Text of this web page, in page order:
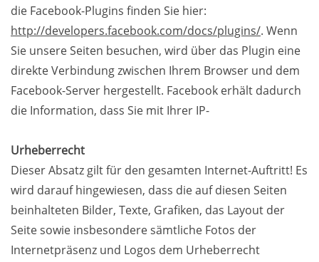
die Facebook-Plugins finden Sie hier:
http://developers.facebook.com/docs/plugins/. Wenn
Sie unsere Seiten besuchen, wird über das Plugin eine
direkte Verbindung zwischen Ihrem Browser und dem
Facebook-Server hergestellt. Facebook erhält dadurch
die Information, dass Sie mit Ihrer IP-
Urheberrecht
Dieser Absatz gilt für den gesamten Internet-Auftritt! Es
wird darauf hingewiesen, dass die auf diesen Seiten
beinhalteten Bilder, Texte, Grafiken, das Layout der
Seite sowie insbesondere sämtliche Fotos der
Internetpräsenz und Logos dem Urheberrecht